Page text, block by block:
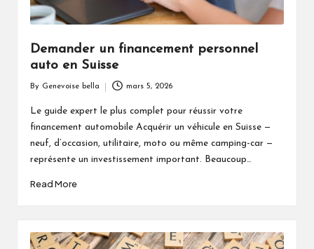
Demander un financement personnel
auto en Suisse
by
By Genevoise bella mars 5, 2026
Le guide expert le plus complet pour réussir votre
financement automobile Acquérir un véhicule en Suisse —
neuf, d’occasion, utilitaire, moto ou même camping-car —
représente un investissement important. Beaucoup…
Read More